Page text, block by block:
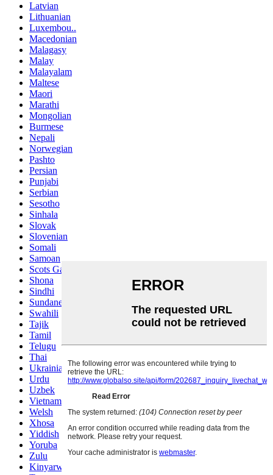
Latvian
Lithuanian
Luxembou..
Macedonian
Malagasy
Malay
Malayalam
Maltese
Maori
Marathi
Mongolian
Burmese
Nepali
Norwegian
Pashto
Persian
Punjabi
Serbian
Sesotho
Sinhala
Slovak
Slovenian
Somali
Samoan
Scots Gaelic
Shona
Sindhi
Sundanese
Swahili
Tajik
Tamil
Telugu
Thai
Ukrainian
Urdu
Uzbek
Vietnamese
Welsh
Xhosa
Yiddish
Yoruba
Zulu
Kinyarwanda